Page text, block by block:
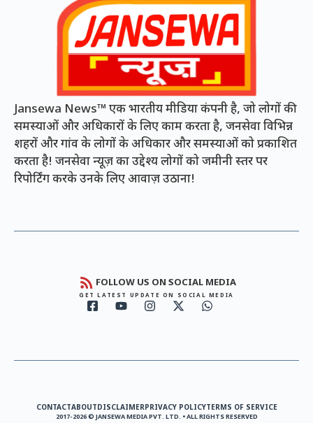
Jansewa News™ एक भारतीय मीडिया कंपनी है, जो लोगों की
समस्याओं और अधिकारों के लिए काम करता है, जनसेवा विभिन्न
शहरों और गांव के लोगों के अधिकार और समस्याओं को प्रकाशित
करता है! जनसेवा न्यूज़ का उद्देश्य लोगों को जमीनी स्तर पर
रिपोर्टिंग करके उनके लिए आवाज़ उठाना!
FOLLOW US ON SOCIAL MEDIA
GET LATEST UPDATE ON SOCIAL MEDIA
CONTACTABOUTDISCLAIMERPRIVACY POLICYTERMS OF SERVICE
2017-2026 © JANSEWA MEDIA PVT. LTD. • ALL RIGHTS RESERVED